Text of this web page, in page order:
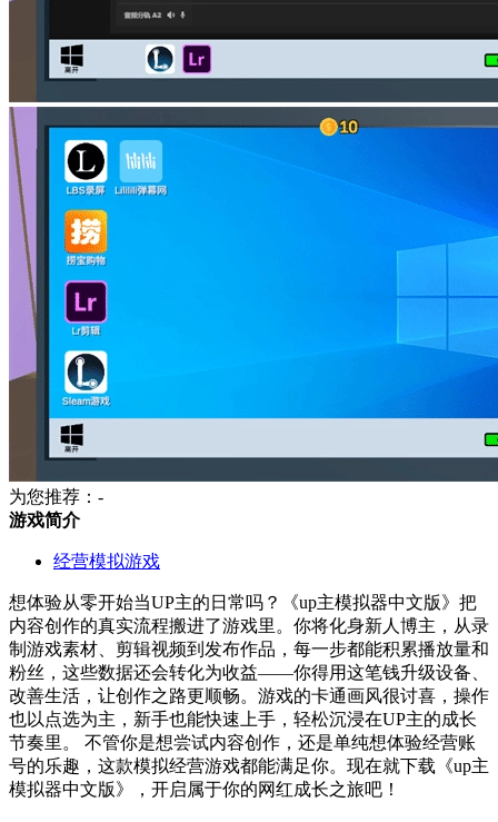
为您推荐：-
游戏简介
经营模拟游戏
想体验从零开始当UP主的日常吗？《up主模拟器中文版》把
内容创作的真实流程搬进了游戏里。你将化身新人博主，从录
制游戏素材、剪辑视频到发布作品，每一步都能积累播放量和
粉丝，这些数据还会转化为收益——你得用这笔钱升级设备、
改善生活，让创作之路更顺畅。游戏的卡通画风很讨喜，操作
也以点选为主，新手也能快速上手，轻松沉浸在UP主的成长
节奏里。 不管你是想尝试内容创作，还是单纯想体验经营账
号的乐趣，这款模拟经营游戏都能满足你。现在就下载《up主
模拟器中文版》，开启属于你的网红成长之旅吧！